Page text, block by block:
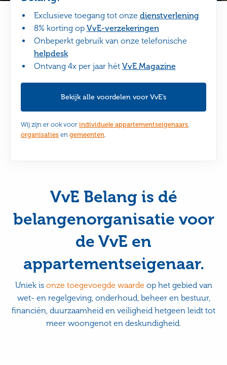
Exclusieve toegang tot onze dienstverlening
8% korting op VvE-verzekeringen
Onbeperkt gebruik van onze telefonische
helpdesk
Ontvang 4x per jaar hét VvE Magazine
Bekijk alle voordelen voor VvE’s
Wij zijn er ook voor individuele appartementseigenaars
organisaties en gemeenten
VvE Belang is dé
belangenorganisatie voor
de VvE en
appartementseigenaar.
Uniek is onze toegevoegde waarde op het gebied van
wet- en regelgeving, onderhoud, beheer en bestuur,
financiën, duurzaamheid en veiligheid hetgeen leidt tot
meer woongenot en deskundigheid.